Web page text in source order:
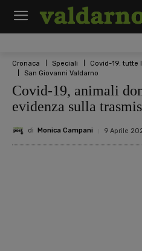
Cronaca Speciali Covid-19: tutte
San Giovanni Valdarno
Covid-19, animali
evidenza sulla
di Monica Campani 9 Aprile